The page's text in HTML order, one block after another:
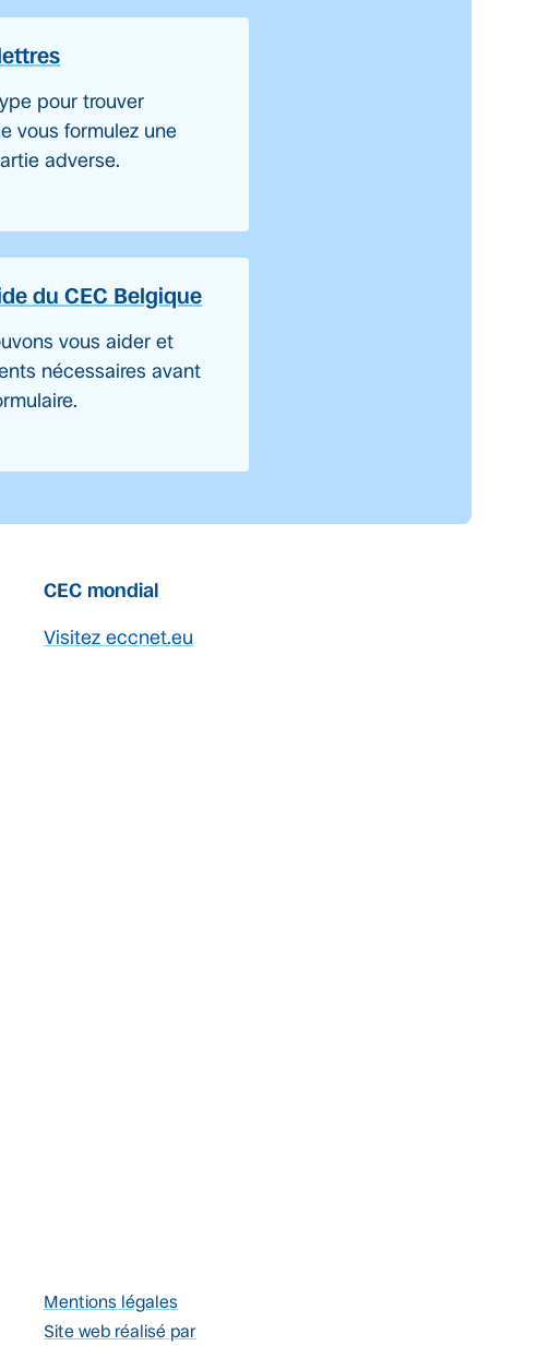
pour trouver
vous formulez une
adverse.
du CEC Belgique
vous aider et
nécessaires avant
CEC mondial
Visitez eccnet.eu
Mentions légales
Site web réalisé par